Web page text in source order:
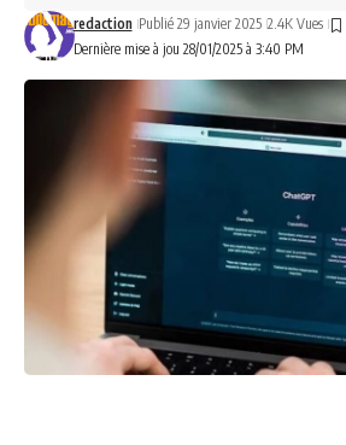
Dernière mise à jou 28/01/2025 à 3:40 PM
redaction Publié 29 janvier 2025 2.4K Vues